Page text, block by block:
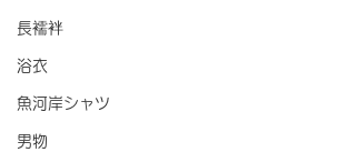
長襦袢
浴衣
魚河岸シャツ
男物